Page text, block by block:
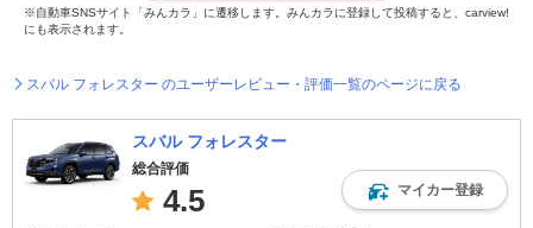
※自動車SNSサイト「みんカラ」に遷移します。みんカラに登録して投稿すると、carview!
にも表示されます。
スバル フォレスター のユーザーレビュー・評価一覧のページに戻る
スバル フォレスター
総合評価
4.5 マイカー登録